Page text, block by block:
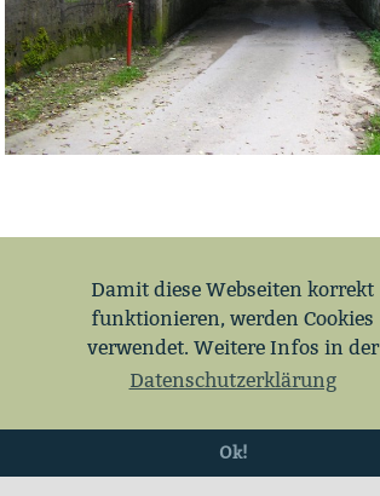
Damit diese Webseiten korrekt
funktionieren, werden Cookies
verwendet. Weitere Infos in der
Datenschutzerklärung
Ok!